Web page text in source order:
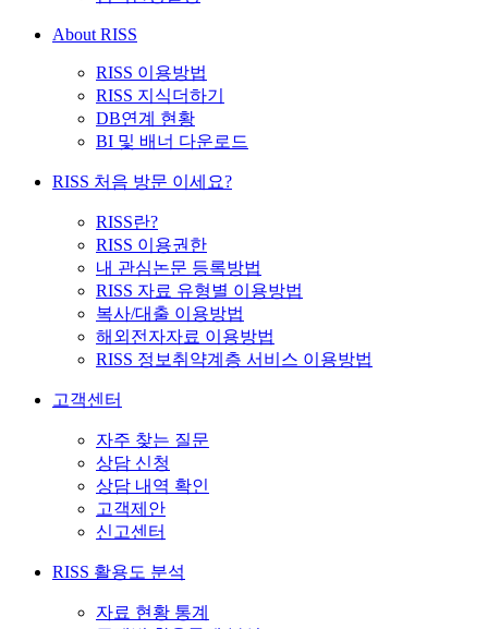
About RISS
RISS 이용방법
RISS 지식더하기
DB연계 현황
BI 및 배너 다운로드
RISS 처음 방문 이세요?
RISS란?
RISS 이용권한
내 관심논문 등록방법
RISS 자료 유형별 이용방법
복사/대출 이용방법
해외전자자료 이용방법
RISS 정보취약계층 서비스 이용방법
고객센터
자주 찾는 질문
상담 신청
상담 내역 확인
고객제안
신고센터
RISS 활용도 분석
자료 현황 통계